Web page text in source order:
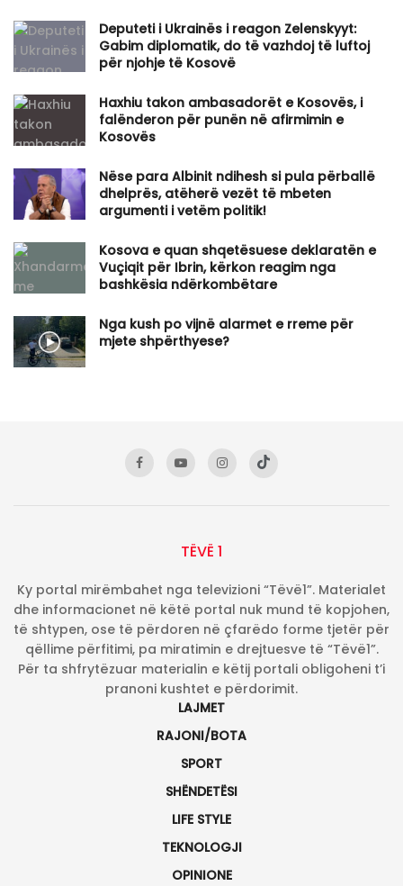
​Deputeti i Ukrainës i reagon Zelenskyyt:
Gabim diplomatik, do të vazhdoj të luftoj
për njohje të Kosovë
Haxhiu takon ambasadorët e Kosovës, i
falënderon për punën në afirmimin e
Kosovës
Nëse para Albinit ndihesh si pula përballë
dhelprës, atëherë vezët të mbeten
argumenti i vetëm politik!
Kosova e quan shqetësuese deklaratën e
Vuçiqit për Ibrin, kërkon reagim nga
bashkësia ndërkombëtare
Nga kush po vijnë alarmet e rreme për
mjete shpërthyese?
TËVË 1
Ky portal mirëmbahet nga televizioni “Tëvë1”. Materialet
dhe informacionet në këtë portal nuk mund të kopjohen,
të shtypen, ose të përdoren në çfarëdo forme tjetër për
qëllime përfitimi, pa miratimin e drejtuesve të “Tëvë1”.
Për ta shfrytëzuar materialin e këtij portali obligoheni t’i
pranoni kushtet e përdorimit.
LAJMET
RAJONI/BOTA
SPORT
SHËNDETËSI
LIFE STYLE
TEKNOLOGJI
OPINIONE